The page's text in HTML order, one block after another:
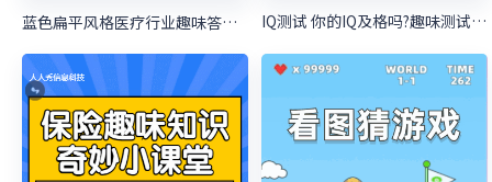
蓝色扁平风格医疗行业趣味答题活动 IQ测试 你的IQ及格吗?趣味测试答题活动